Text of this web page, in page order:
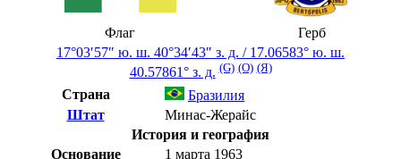
Флаг
Герб
17°03′57″ ю. ш. 40°34′43″ з. д. / 17.06583° ю. ш.
40.57861° з. д. (G) (O) (Я)
Страна
Бразилия
Штат
Минас-Жерайс
История и география
Основание
1 марта 1963